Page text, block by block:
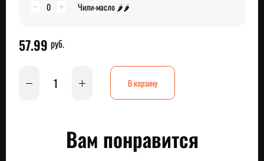
0
Чили-масло 🌶🌶
57.99 руб.
В корзину
Вам понравится